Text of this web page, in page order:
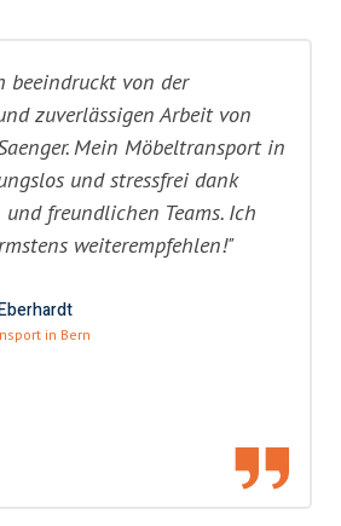
von der
zuverlässigen Arbeit von
Mein Möbeltransport in
und stressfrei dank
freundlichen Teams. Ich
weiterempfehlen!"
in Bern